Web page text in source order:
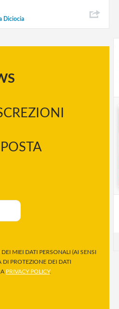
Diciocia
MIEI DATI PERSONALI (AI SENSI
PROTEZIONE DEI DATI
PRIVACY POLICY.